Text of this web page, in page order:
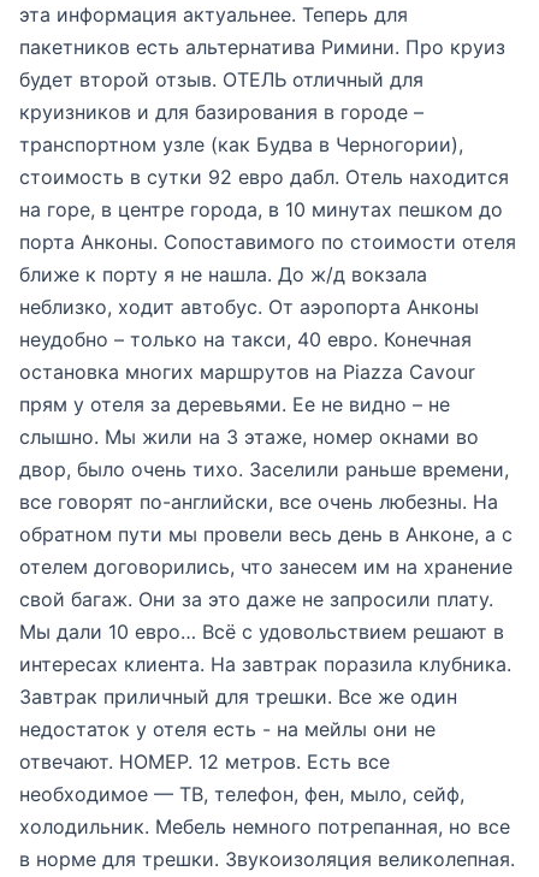
эта информация актуальнее. Теперь для
пакетников есть альтернатива Римини. Про круиз
будет второй отзыв. ОТЕЛЬ отличный для
круизников и для базирования в городе –
транспортном узле (как Будва в Черногории),
стоимость в сутки 92 евро дабл. Отель находится
на горе, в центре города, в 10 минутах пешком до
порта Анконы. Сопоставимого по стоимости отеля
ближе к порту я не нашла. До ж/д вокзала
неблизко, ходит автобус. От аэропорта Анконы
неудобно – только на такси, 40 евро. Конечная
остановка многих маршрутов на Piazza Cavour
прям у отеля за деревьями. Ее не видно – не
слышно. Мы жили на 3 этаже, номер окнами во
двор, было очень тихо. Заселили раньше времени,
все говорят по-английски, все очень любезны. На
обратном пути мы провели весь день в Анконе, а с
отелем договорились, что занесем им на хранение
свой багаж. Они за это даже не запросили плату.
Мы дали 10 евро… Всё с удовольствием решают в
интересах клиента. На завтрак поразила клубника.
Завтрак приличный для трешки. Все же один
недостаток у отеля есть - на мейлы они не
отвечают. НОМЕР. 12 метров. Есть все
необходимое — ТВ, телефон, фен, мыло, сейф,
холодильник. Мебель немного потрепанная, но все
в норме для трешки. Звукоизоляция великолепная.